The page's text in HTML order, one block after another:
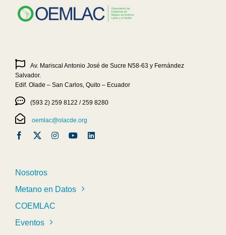
Av. Mariscal Antonio José de Sucre N58-63 y Fernández
Salvador.
Edif. Olade – San Carlos, Quito – Ecuador
(593 2) 259 8122 / 259 8280
oemlac@olacde.org
Nosotros
Metano en Datos
COEMLAC
Eventos